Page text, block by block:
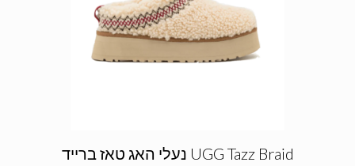
UGG Tazz Braid נעלי האג טאז ברייד